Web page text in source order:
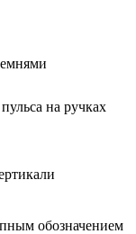
на ручках
обозначением